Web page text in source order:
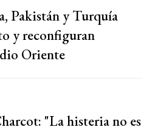
Pakistán y Turquía
y reconfiguran
Oriente
"La histeria no es